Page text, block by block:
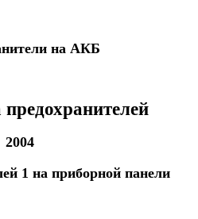
на АКБ
2004
1 на приборной панели